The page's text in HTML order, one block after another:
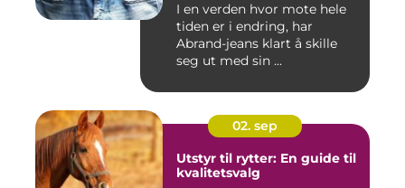
I en verden hvor mote hele
tiden er i endring, har
Abrand-jeans klart å skille
seg ut med sin ...
02. sep
Utstyr til rytter: En guide til
kvalitetsvalg